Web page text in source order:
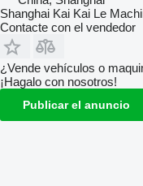
Shanghai Kai Kai Le
Contacte con el vendedor
¿Vende vehículos o
¡Hagalo con nosotros!
Publicar el anuncio